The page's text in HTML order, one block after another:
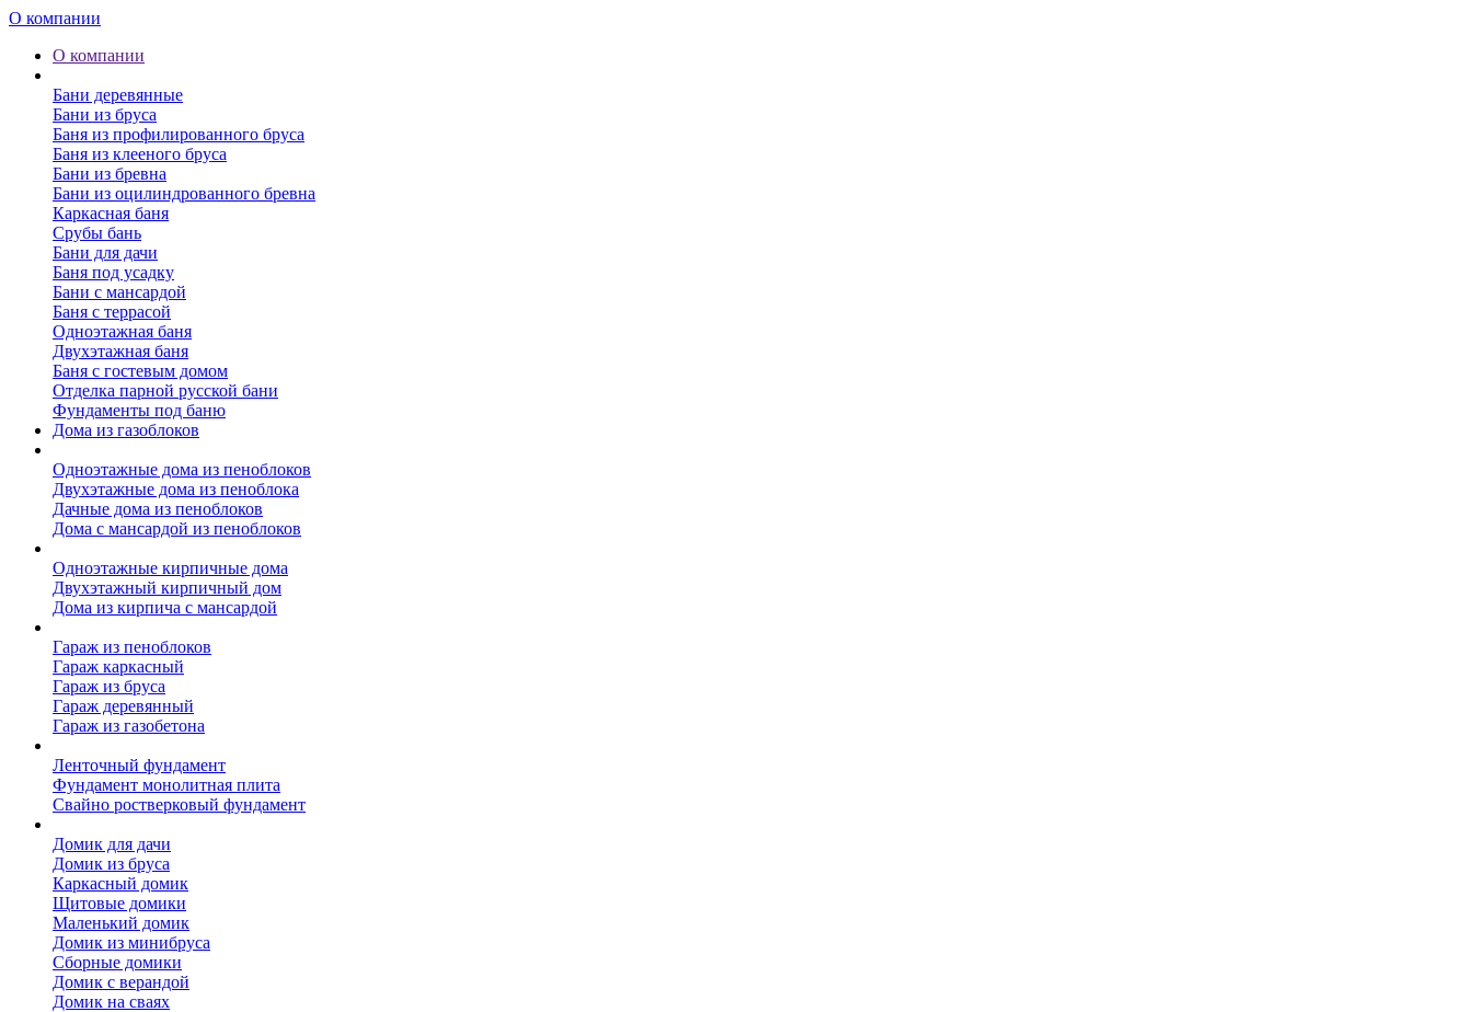
О компании
О компании
Бани деревянные
Бани из бруса
Баня из профилированного бруса
Баня из клееного бруса
Бани из бревна
Бани из оцилиндрованного бревна
Каркасная баня
Срубы бань
Бани для дачи
Баня под усадку
Бани с мансардой
Баня с террасой
Одноэтажная баня
Двухэтажная баня
Баня с гостевым домом
Отделка парной русской бани
Фундаменты под баню
Дома из газоблоков
Одноэтажные дома из пеноблоков
Двухэтажные дома из пеноблока
Дачные дома из пеноблоков
Дома с мансардой из пеноблоков
Одноэтажные кирпичные дома
Двухэтажный кирпичный дом
Дома из кирпича с мансардой
Гараж из пеноблоков
Гараж каркасный
Гараж из бруса
Гараж деревянный
Гараж из газобетона
Ленточный фундамент
Фундамент монолитная плита
Свайно ростверковый фундамент
Домик для дачи
Домик из бруса
Каркасный домик
Щитовые домики
Маленький домик
Домик из минибруса
Сборные домики
Домик с верандой
Домик на сваях